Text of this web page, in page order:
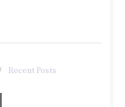
Recent Posts